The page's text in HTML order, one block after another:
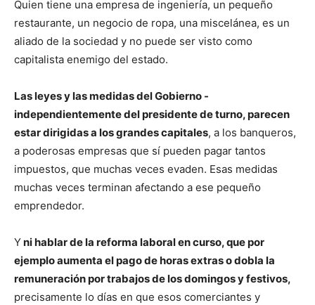
Quien tiene una empresa de ingeniería, un pequeño
restaurante, un negocio de ropa, una miscelánea, es un
aliado de la sociedad y no puede ser visto como
capitalista enemigo del estado.
Las leyes y las medidas del Gobierno -
independientemente del presidente de turno, parecen
estar dirigidas a los grandes capitales, a los banqueros,
a poderosas empresas que sí pueden pagar tantos
impuestos, que muchas veces evaden. Esas medidas
muchas veces terminan afectando a ese pequeño
emprendedor.
Yni hablar de la reforma laboral en curso, que por
ejemplo aumenta el pago de horas extras o dobla la
remuneración por trabajos de los domingos y festivos,
precisamente lo días en que esos comerciantes y